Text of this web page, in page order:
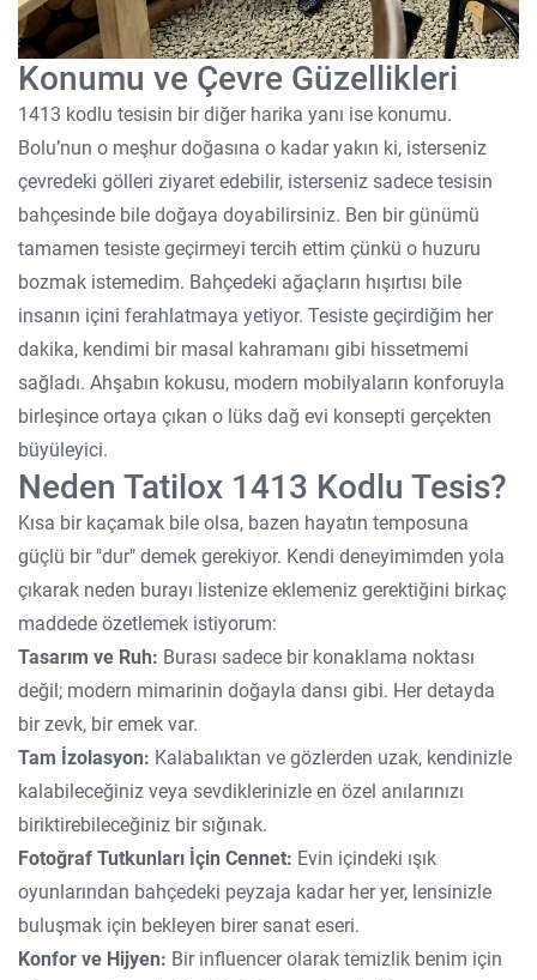
Konumu ve Çevre Güzellikleri
1413 kodlu tesisin bir diğer harika yanı ise konumu.
Bolu’nun o meşhur doğasına o kadar yakın ki, isterseniz
çevredeki gölleri ziyaret edebilir, isterseniz sadece tesisin
bahçesinde bile doğaya doyabilirsiniz. Ben bir günümü
tamamen tesiste geçirmeyi tercih ettim çünkü o huzuru
bozmak istemedim. Bahçedeki ağaçların hışırtısı bile
insanın içini ferahlatmaya yetiyor. Tesiste geçirdiğim her
dakika, kendimi bir masal kahramanı gibi hissetmemi
sağladı. Ahşabın kokusu, modern mobilyaların konforuyla
birleşince ortaya çıkan o lüks dağ evi konsepti gerçekten
büyüleyici.
Neden Tatilox 1413 Kodlu Tesis?
Kısa bir kaçamak bile olsa, bazen hayatın temposuna
güçlü bir "dur" demek gerekiyor. Kendi deneyimimden yola
çıkarak neden burayı listenize eklemeniz gerektiğini birkaç
maddede özetlemek istiyorum:
Tasarım ve Ruh: Burası sadece bir konaklama noktası
değil; modern mimarinin doğayla dansı gibi. Her detayda
bir zevk, bir emek var.
Tam İzolasyon: Kalabalıktan ve gözlerden uzak, kendinizle
kalabileceğiniz veya sevdiklerinizle en özel anılarınızı
biriktirebileceğiniz bir sığınak.
Fotoğraf Tutkunları İçin Cennet: Evin içindeki ışık
oyunlarından bahçedeki peyzaja kadar her yer, lensinizle
buluşmak için bekleyen birer sanat eseri.
Konfor ve Hijyen: Bir influencer olarak temizlik benim için